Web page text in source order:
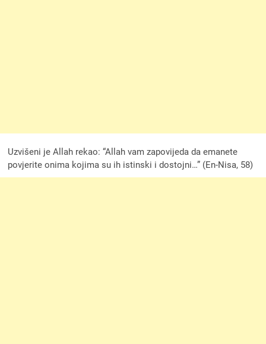
Uzvišeni je Allah rekao: “Allah vam zapovijeda da emanete
povjerite onima kojima su ih istinski i dostojni…” (En-Nisa, 58)